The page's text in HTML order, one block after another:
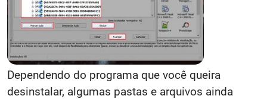
Dependendo do programa que você queira
desinstalar, algumas pastas e arquivos ainda